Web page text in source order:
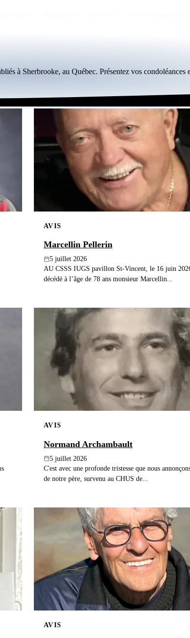
à Sherbrooke, au Québec. Présentez vos
AVIS
Marcellin Pellerin
5 juillet 2026
AU CSSS IUGS pavillon St-Vincent, le 16 juin
décédé à l’âge de 78 ans monsieur Marcellin...
AVIS
Normand Archambault
5 juillet 2026
C'est avec une profonde tristesse que nous
de notre père, survenu au CHUS de...
AVIS